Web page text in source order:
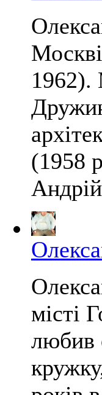
1962).
(1958
місті
любив